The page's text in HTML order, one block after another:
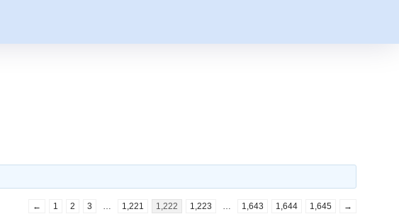
← 1 2 3 … 1,221 1,222 1,223 … 1,643 1,644 1,645 →